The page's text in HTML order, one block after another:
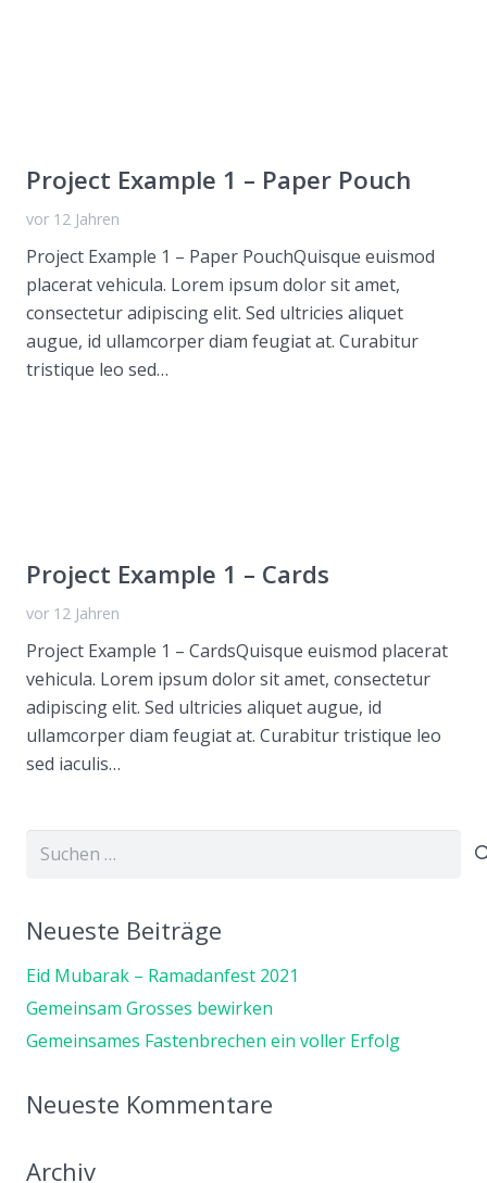
Project Example 1 – Paper Pouch
vor 12 Jahren
Project Example 1 – Paper PouchQuisque euismod
placerat vehicula. Lorem ipsum dolor sit amet,
consectetur adipiscing elit. Sed ultricies aliquet
augue, id ullamcorper diam feugiat at. Curabitur
tristique leo sed…
Project Example 1 – Cards
vor 12 Jahren
Project Example 1 – CardsQuisque euismod placerat
vehicula. Lorem ipsum dolor sit amet, consectetur
adipiscing elit. Sed ultricies aliquet augue, id
ullamcorper diam feugiat at. Curabitur tristique leo
sed iaculis…
Suchen
Neueste Beiträge
Eid Mubarak – Ramadanfest 2021
Gemeinsam Grosses bewirken
Gemeinsames Fastenbrechen ein voller Erfolg
Neueste Kommentare
Archiv